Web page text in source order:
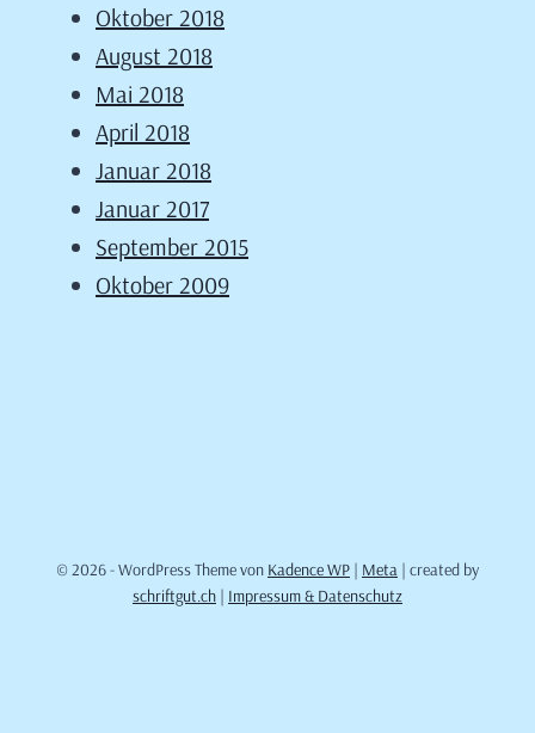
Oktober 2018
August 2018
Mai 2018
April 2018
Januar 2018
Januar 2017
September 2015
Oktober 2009
© 2026 - WordPress Theme von Kadence WP | Meta | created by
schriftgut.ch | Impressum & Datenschutz